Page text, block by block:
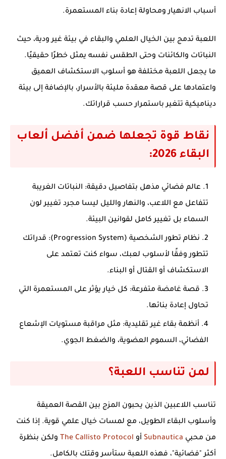
أسباب الانهيار ومحاولة إعادة بناء المستعمرة.
اللعبة تدمج بين الخيال العلمي والبقاء في بيئة غير ودية، حيث
النباتات والكائنات وحتى الطقس نفسه يمثل خطرًا حقيقيًا.
ما يجعل اللعبة مختلفة هو أسلوب الاستكشاف العميق
واعتمادها على قصة معقدة مليئة بالأسرار، بالإضافة إلى بيئة
ديناميكية تتغير باستمرار حسب قراراتك.
نقاط قوة تجعلها ضمن أفضل ألعاب
البقاء 2026:
عالم فضائي مذهل بتفاصيل دقيقة: النباتات الغريبة
تتفاعل مع اللاعب، والنهار والليل ليسا مجرد تغيير لون
السماء بل تغيير كامل لقوانين البيئة.
نظام تطور الشخصية (Progression System)
: قدراتك
تتطور وفقًا لأسلوب لعبك، سواء كنت تعتمد على
الاستكشاف أو القتال أو البناء.
قصة غامضة متفرعة: كل خيار يؤثر على المستعمرة التي
تحاول إعادة بنائها.
أنظمة بقاء غير تقليدية: مثل مراقبة مستويات الإشعاع
الفضائي، السموم العضوية، والضغط الجوي.
لمن تناسب اللعبة؟
تناسب اللاعبين الذين يحبون المزج بين القصة العميقة
وأسلوب البقاء الطويل، مع لمسات خيال علمي قوية. إذا كنت
من محبي Subnautica أو The Callisto Protocol ولكن بنظرة
أكثر "فضائية"، فهذه اللعبة ستأسر وقتك بالكامل.